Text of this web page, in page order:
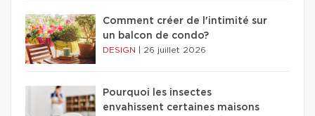
Comment créer de l'intimité sur
un balcon de condo?
DESIGN 26 juillet 2026
Pourquoi les insectes
envahissent certaines maisons